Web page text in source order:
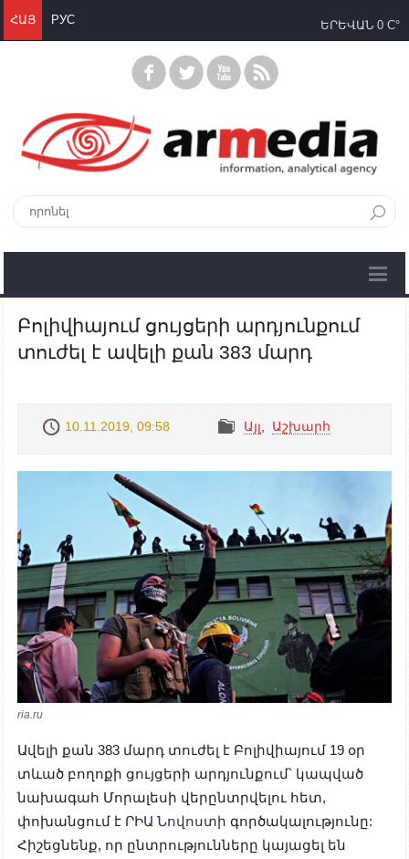
ՀԱՅ РУС ԵՐԵՎԱՆ 0 C°
Բոլիվիայում ցույցերի արդյունքում
տուժել է ավելի քան 383 մարդ
10.11.2019, 09:58 Այլ Աշխարհ
ria.ru
Ավելի քան 383 մարդ տուժել է Բոլիվիայում 19 օր
տևած բողոքի ցույցերի արդյունքում՝ կապված
նախագահ Մորալեսի վերընտրվելու հետ,
փոխանցում է ՐԻԱ Նովոստի գործակալությունը:
Հիշեցնենք, որ ընտրությունները կայացել են